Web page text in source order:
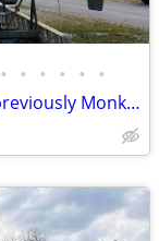
• • • • • •
1977 Morgan Heritage 1 ton sailboat previously Monkeyface